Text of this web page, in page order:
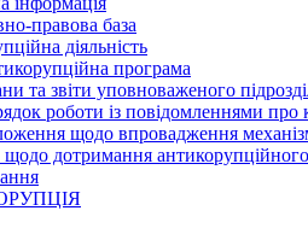
правова база
діяльність
програма
та звіти уповноваженого
роботи із повідомленнями про
щодо впровадження
дотримання антикорупційного